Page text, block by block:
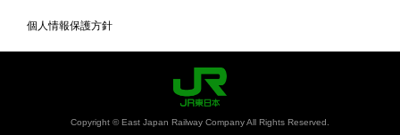
個人情報保護方針
Copyright © East Japan Railway Company All Rights Reserved.